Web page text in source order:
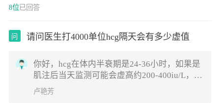
术，这个手术通常在移植前完成
8位已回答
问 请问医生打4000单位hcg隔天会有多少虚值
你好，hcg在体内半衰期是24-36小时，如果是
肌注后当天监测可能会虚高约200-400iu/L，隔
天不同时间段值是不同的，如果你是监测怀
孕，建议一周后监测，祝好孕。
卢艳芳